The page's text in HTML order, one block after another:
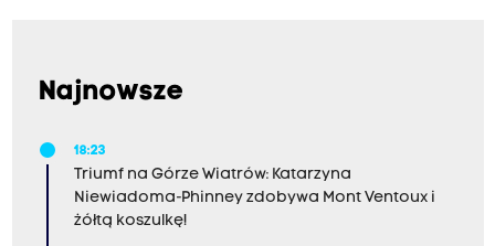
Najnowsze
18:23
Triumf na Górze Wiatrów: Katarzyna
Niewiadoma-Phinney zdobywa Mont Ventoux i
żółtą koszulkę!